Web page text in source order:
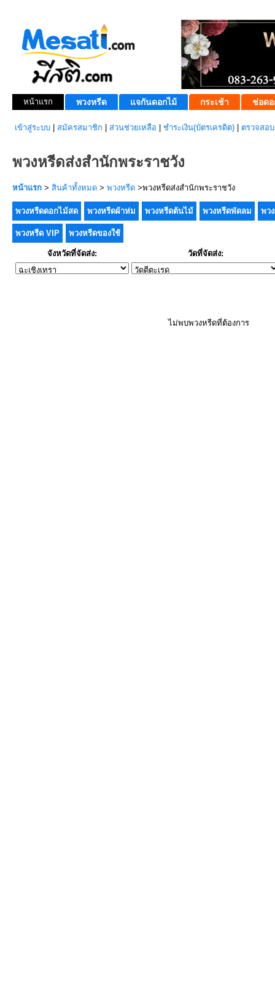
หน้าแรก พวงหรีด แจกันดอกไม้ กระเช้า ช่อดอ
เข้าสู่ระบบ สมัครสมาชิก ส่วนช่วยเหลือ ชำระเงิน(บัตรเครดิต) ตรวจสอ
พวงหรีดส่งสำนักพระราชวัง
หน้าแรก > สินค้าทั้งหมด > พวงหรีด >พวงหรีดส่งสำนักพระราชวัง
พวงหรีดดอกไม้สด พวงหรีดผ้าห่ม พวงหรีดต้นไม้ พวงหรีดพัดลม พว
พวงหรีด VIP พวงหรีดของใช้
จังหวัดที่จัดส่ง: วัดที่จัดส่ง:
ไม่พบพวงหรีดที่ต้องการ